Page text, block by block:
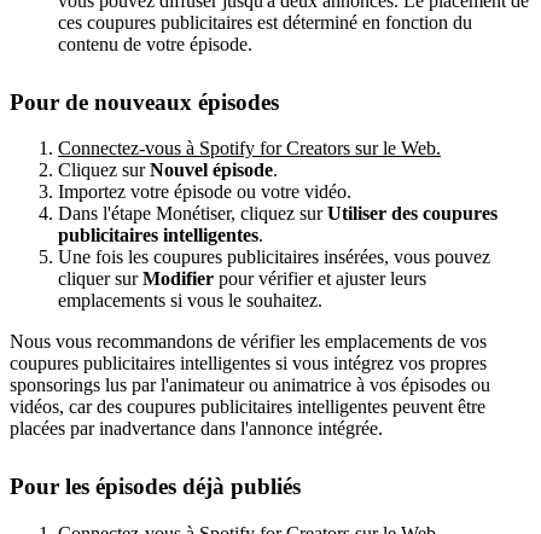
ces coupures publicitaires est déterminé en fonction du
contenu de votre épisode.
Pour de nouveaux épisodes
Connectez-vous à Spotify for Creators sur le Web.
Cliquez surNouvel épisode.
Importez votre épisode ou votre vidéo.
Dans l'étape Monétiser, cliquez surUtiliser des coupures
publicitaires intelligentes.
Une fois les coupures publicitaires insérées, vous pouvez
cliquer surModifier pour vérifier et ajuster leurs
emplacements si vous le souhaitez.
Nous vous recommandons de vérifier les emplacements de vos
coupures publicitaires intelligentes si vous intégrez vos propres
sponsorings lus par l'animateur ou animatrice à vos épisodes ou
vidéos, car des coupures publicitaires intelligentes peuvent être
placées par inadvertance dans l'annonce intégrée.
Pour les épisodes déjà publiés